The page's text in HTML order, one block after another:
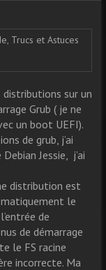
, Trucs et Astuces
sur un
Grub ( je ne
un boot UEFI).
de grub, j’ai
Jessie, j’ai
distribution est
le
de
de démarrage
le FS racine
incorrecte. Ma